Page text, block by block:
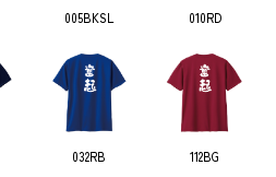
005BKSL 010RD
032RB 112BG